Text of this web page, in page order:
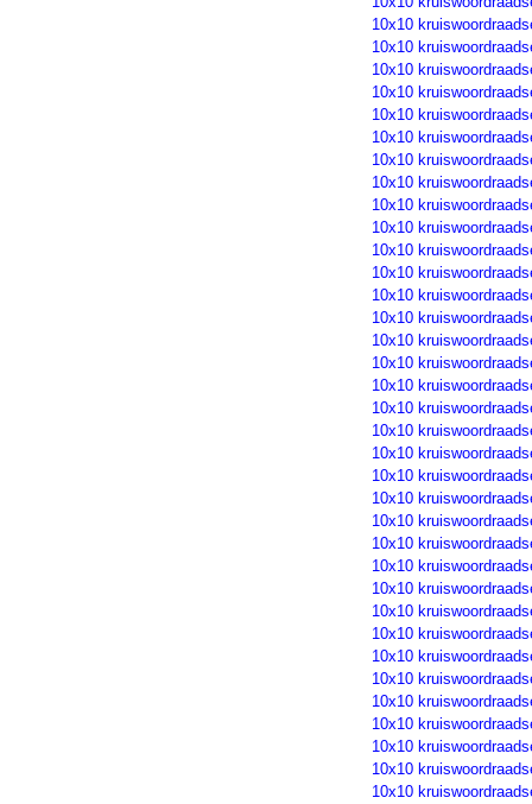
10x10
10x10
10x10
10x10
10x10
10x10
10x10
10x10
10x10
10x10
10x10
10x10
10x10
10x10
10x10
10x10
10x10
10x10
10x10
10x10
10x10
10x10
10x10
10x10
10x10
10x10
10x10
10x10
10x10
10x10
10x10
10x10
10x10
10x10
10x10